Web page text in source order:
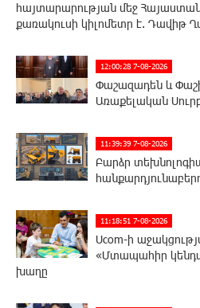
հայտարարության մեջ
քառակուսի կիլոմետր է. Դավիթ
12:00:28 7-08-2026
Փաշազադեն և
Առաքելական
11:39:39 7-08-2026
Բարձր
11:18:51 7-08-2026
Ucom-ի
«Մտապահիր
խաղը